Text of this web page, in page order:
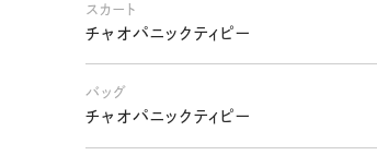
スカート
チャオパニックティピー
バッグ
チャオパニックティピー